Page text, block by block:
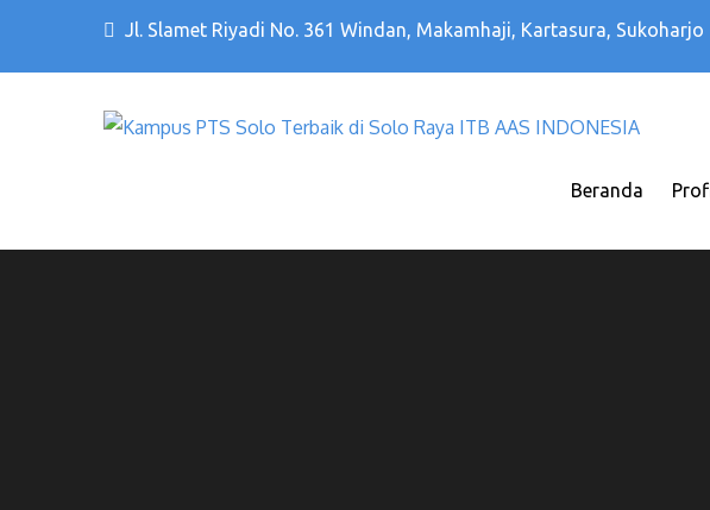
Jl. Slamet Riyadi No. 361 Windan, Makamhaji, Kartasura, Sukoharjo
Beranda